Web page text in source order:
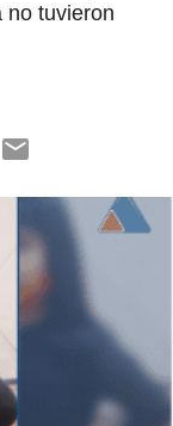
no tuvieron